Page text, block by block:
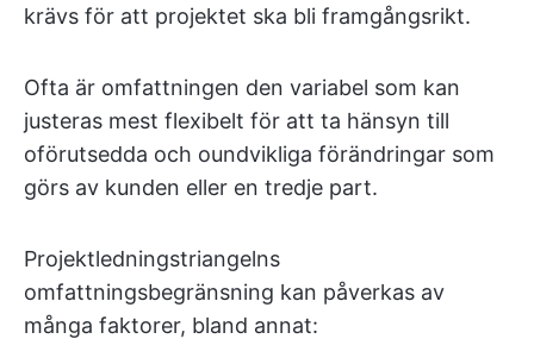
krävs för att projektet ska bli framgångsrikt.
Ofta är omfattningen den variabel som kan
justeras mest flexibelt för att ta hänsyn till
oförutsedda och oundvikliga förändringar som
görs av kunden eller en tredje part.
Projektledningstriangelns
omfattningsbegränsning kan påverkas av
många faktorer, bland annat: